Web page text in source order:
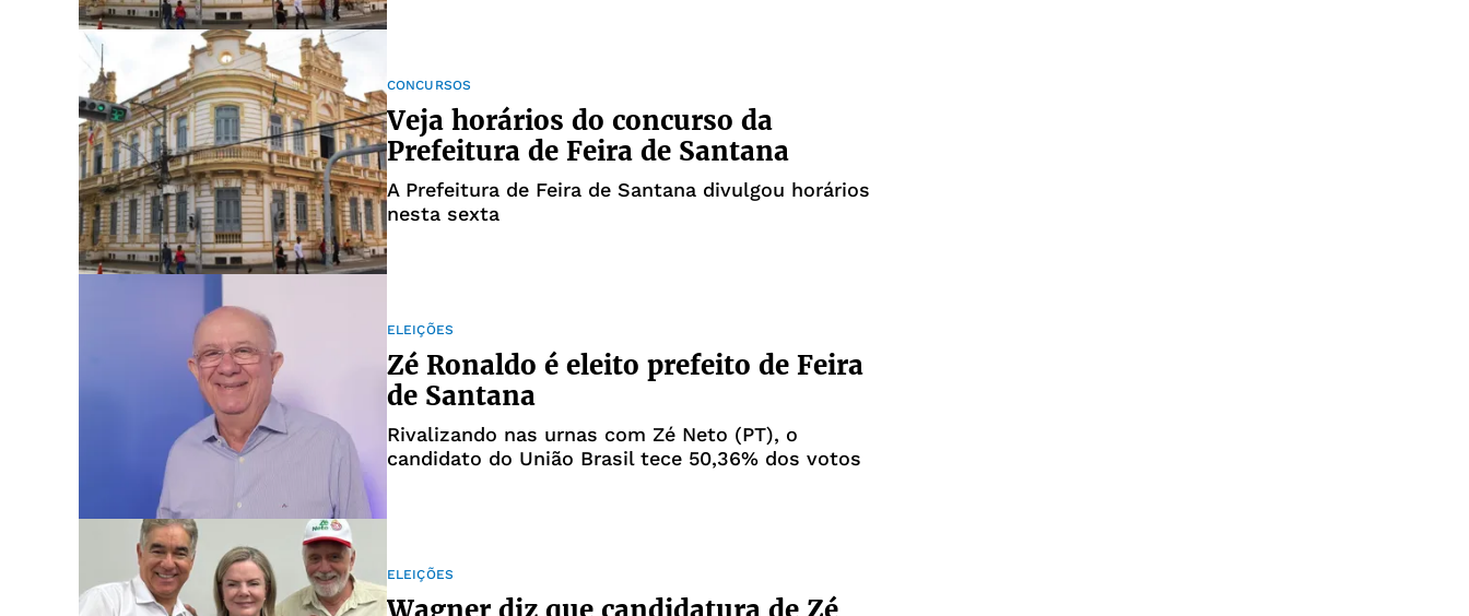
CONCURSOS
Veja horários do concurso da
Prefeitura de Feira de Santana
A Prefeitura de Feira de Santana divulgou horários
nesta sexta
ELEIÇÕES
Zé Ronaldo é eleito prefeito de Feira
de Santana
Rivalizando nas urnas com Zé Neto (PT), o
candidato do União Brasil tece 50,36% dos votos
ELEIÇÕES